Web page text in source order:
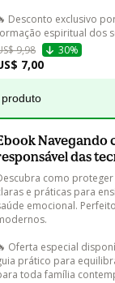
Desconto exclusivo
espiritual dos
9,98
30%
7,00
Navegando
das
como
e práticas para
emocional.
Oferta especial
prático para
toda família